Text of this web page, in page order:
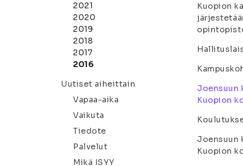
2021
2020
2019
2018
2017
2016
Uutiset aiheittain
Vapaa-aika
Vaikuta
Tiedote
Palvelut
Mikä ISYY
Kuopion
Joensuun
Kuopion
Joensuun
Kuopion